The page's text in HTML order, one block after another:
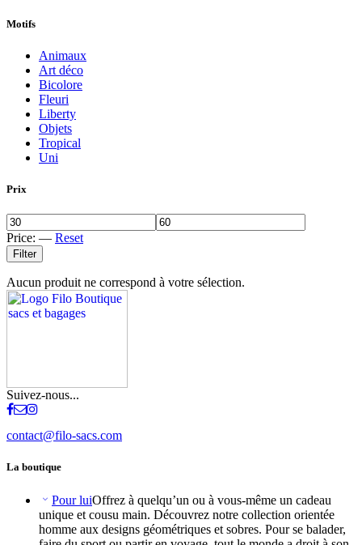
Motifs
Animaux
Art déco
Bicolore
Fleuri
Liberty
Objets
Tropical
Uni
Prix
Price: — Reset
Filter
Aucun produit ne correspond à votre sélection.
Suivez-nous...
contact@filo-sacs.com
La boutique
Pour luiOffrez à quelqu’un ou à vous-même un cadeau
unique et cousu main. Découvrez notre collection orientée
homme aux designs géométriques et sobres. Pour se balader,